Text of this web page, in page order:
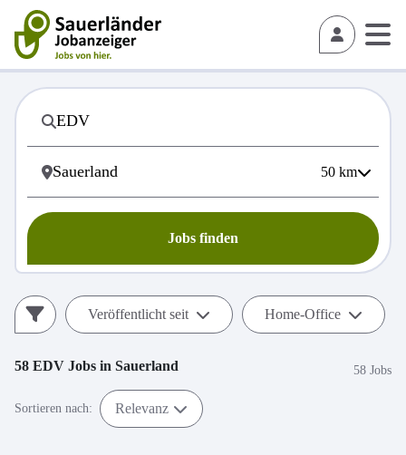
50 km
Jobs finden
Veröffentlicht seit Home-Office
58 EDV Jobs in Sauerland 58 Jobs
Sortieren nach: Relevanz